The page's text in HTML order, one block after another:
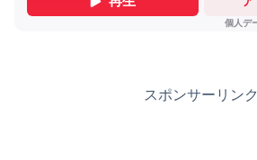
スポンサーリンク